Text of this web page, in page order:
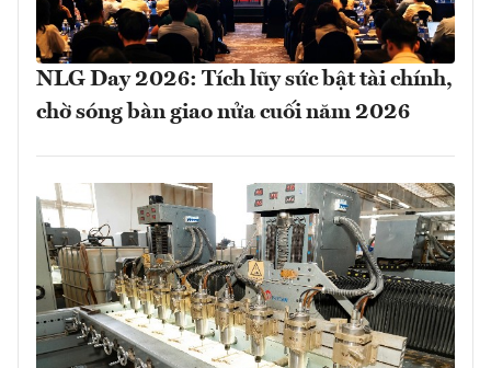
NLG Day 2026: Tích lũy sức bật tài chính,
chờ sóng bàn giao nửa cuối năm 2026